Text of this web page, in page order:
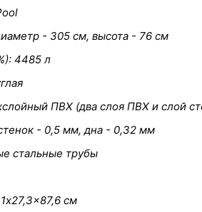
- 305 см, высота - 76 см
4485 л
ПВХ (два слоя ПВХ и слой
- 0,5 мм, дна - 0,32 мм
стальные трубы
см